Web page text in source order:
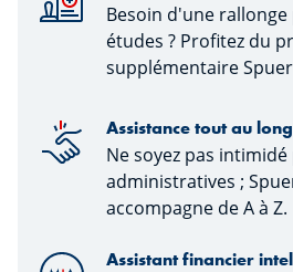
Besoin d'une
études ? Profitez du
supplémentaire
Assistance tout au
Ne soyez pas
administratives ;
accompagne de A à Z.
Assistant financier